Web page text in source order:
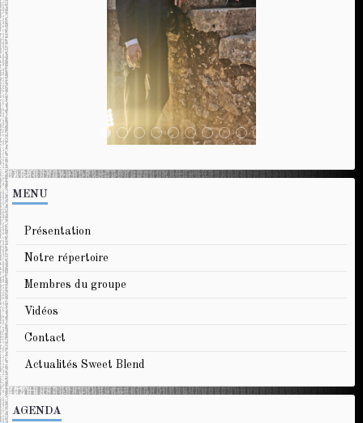
MENU
Présentation
Notre répertoire
Membres du groupe
Vidéos
Contact
Actualités Sweet Blend
AGENDA